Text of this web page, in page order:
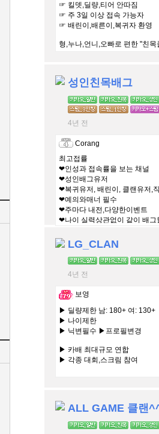
☞ 킬뎃,딜량,티어 안따짐
☞ 주 3일 이상 접속 가능자
☞ 배린이,배른이,복귀자 환영
형,누나,언니,오빠로 편한 "친목
성인친목배그
4년 전
Corang
최고접률
❤인성과 접속률을 보는 채널
❤성인배그유저
❤복귀유저, 배린이, 클랜유저,
❤예의와매너 필수
❤주마다 내전,다양한이벤트
❤나이 실력상관없이 같이 배그
LG_CLAN
4년 전
보영
▶ 딜량제한 남: 180+ 여: 130+
▶ 나이제한
▶ 닉변필수 ▶프로필변경
▶ 카배 최대규모 연합
▶ 각종 대회,스크림 참여
ALL GAME 클랜